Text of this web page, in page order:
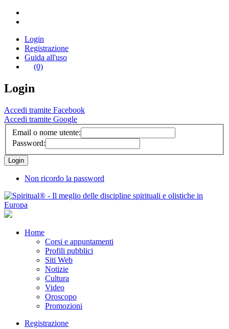
Login
Registrazione
Guida all'uso
(0)
Login
Accedi tramite Facebook
Accedi tramite Google
Email o nome utente:
Password:
Non ricordo la password
Home
Corsi e appuntamenti
Profili pubblici
Siti Web
Notizie
Cultura
Video
Oroscopo
Promozioni
Registrazione